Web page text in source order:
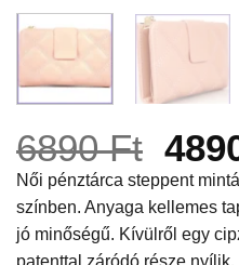
6890Ft
Női pénztárca steppent
színben. Anyaga kellemes
jó minőségű. Kívülről egy
patenttal záródó része